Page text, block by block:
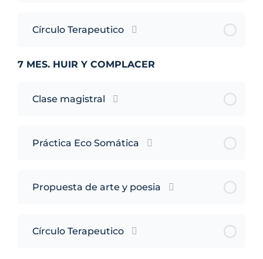
Círculo Terapeutico
7 MES. HUIR Y COMPLACER
Clase magistral
Práctica Eco Somática
Propuesta de arte y poesia
Círculo Terapeutico